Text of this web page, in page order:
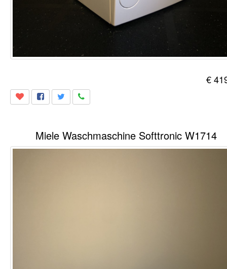
€
Miele Waschmaschine Softtronic W1714